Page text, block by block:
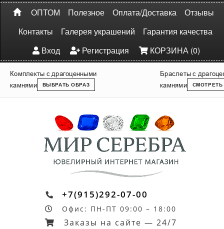
ОПТОМ Полезное Оплата/Доставка
Отзывы
Контакты
Галерея украшений
Гарантия качества
Вход
Регистрация КОРЗИНА (0)
Комплекты с драгоценными
камнями
ВЫБРАТЬ ОБРАЗ
Браслеты с
камнями
СМОТРЕТЬ
+7(915)292-07-00
Офис: ПН-ПТ 09:00 – 18:00
Заказы на сайте — 24/7